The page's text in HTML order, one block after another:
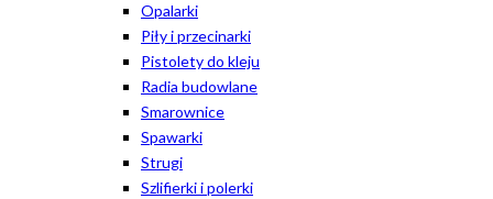
Opalarki
Piły i przecinarki
Pistolety do kleju
Radia budowlane
Smarownice
Spawarki
Strugi
Szlifierki i polerki